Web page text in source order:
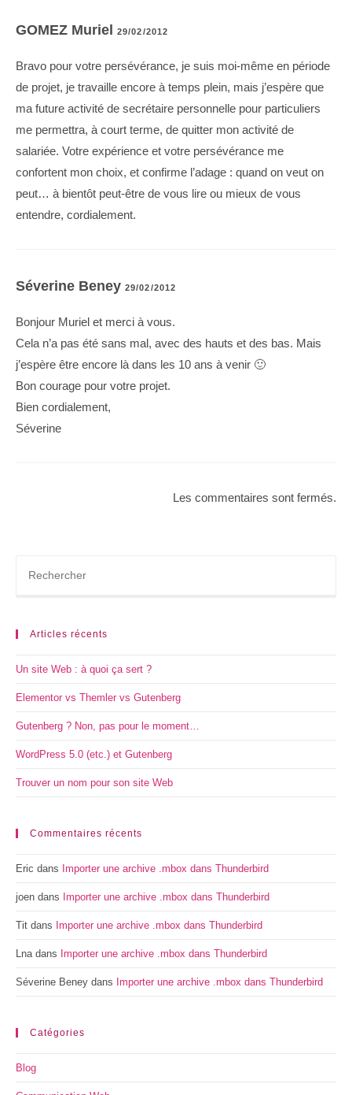
GOMEZ Muriel 29/02/2012
Bravo pour votre persévérance, je suis moi-même en période
de projet, je travaille encore à temps plein, mais j’espère que
ma future activité de secrétaire personnelle pour particuliers
me permettra, à court terme, de quitter mon activité de
salariée. Votre expérience et votre persévérance me
confortent mon choix, et confirme l’adage : quand on veut on
peut… à bientôt peut-être de vous lire ou mieux de vous
entendre, cordialement.
Séverine Beney 29/02/2012
Bonjour Muriel et merci à vous.
Cela n’a pas été sans mal, avec des hauts et des bas. Mais
j’espère être encore là dans les 10 ans à venir 🙂
Bon courage pour votre projet.
Bien cordialement,
Séverine
Les commentaires sont fermés.
Articles récents
Un site Web : à quoi ça sert ?
Elementor vs Themler vs Gutenberg
Gutenberg ? Non, pas pour le moment…
WordPress 5.0 (etc.) et Gutenberg
Trouver un nom pour son site Web
Commentaires récents
Eric dans Importer une archive .mbox dans Thunderbird
joen dans Importer une archive .mbox dans Thunderbird
Tit dans Importer une archive .mbox dans Thunderbird
Lnadans Importer une archive .mbox dans Thunderbird
Séverine Beney dans Importer une archive .mbox dans Thunderbird
Catégories
Blog